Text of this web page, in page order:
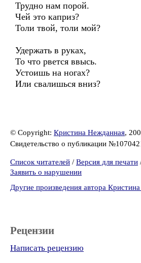
Трудно нам порой.
Чей это каприз?
Толи твой, толи мой?
Удержать в руках,
То что рвется ввысь.
Устоишь на ногах?
Или свалишься вниз?
© Copyright: Кристина Нежданная,
Свидетельство о публикации
Список читателей / Версия для печати
Заявить о нарушении
Другие произведения автора
Рецензии
Написать рецензию